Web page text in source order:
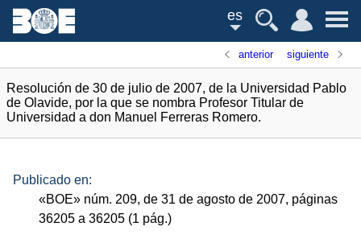
es
anterior siguiente
Resolución de 30 de julio de 2007, de la Universidad Pablo
de Olavide, por la que se nombra Profesor Titular de
Universidad a don Manuel Ferreras Romero.
Publicado en:
«BOE» núm. 209, de 31 de agosto de 2007, páginas
36205 a 36205 (1 pág.)